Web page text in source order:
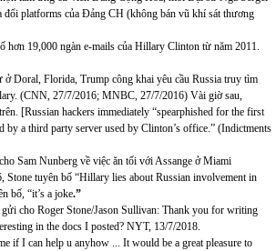
platforms của Đảng CH (không bán vũ khí sát thương
hơn 19,000 ngàn e-mails của Hillary Clinton từ năm 2011.
ở Doral, Florida, Trump công khai yêu cầu Russia truy tìm
(CNN, 27/7/2016; MNBC, 27/7/2016) Vài giờ sau,
[Russian hackers immediately “spearphished for the first
by a third party server used by Clinton’s office.” (Indictments
Sam Nunberg về việc ăn tối với Assange ở Miami
Stone tuyên bố “Hillary lies about Russian involvement in
bố, “it’s a joke.”
cho Roger Stone/Jason Sullivan: Thank you for writing
in the docs I posted? NYT, 13/7/2018.
if I can help u anyhow ... It would be a great pleasure to